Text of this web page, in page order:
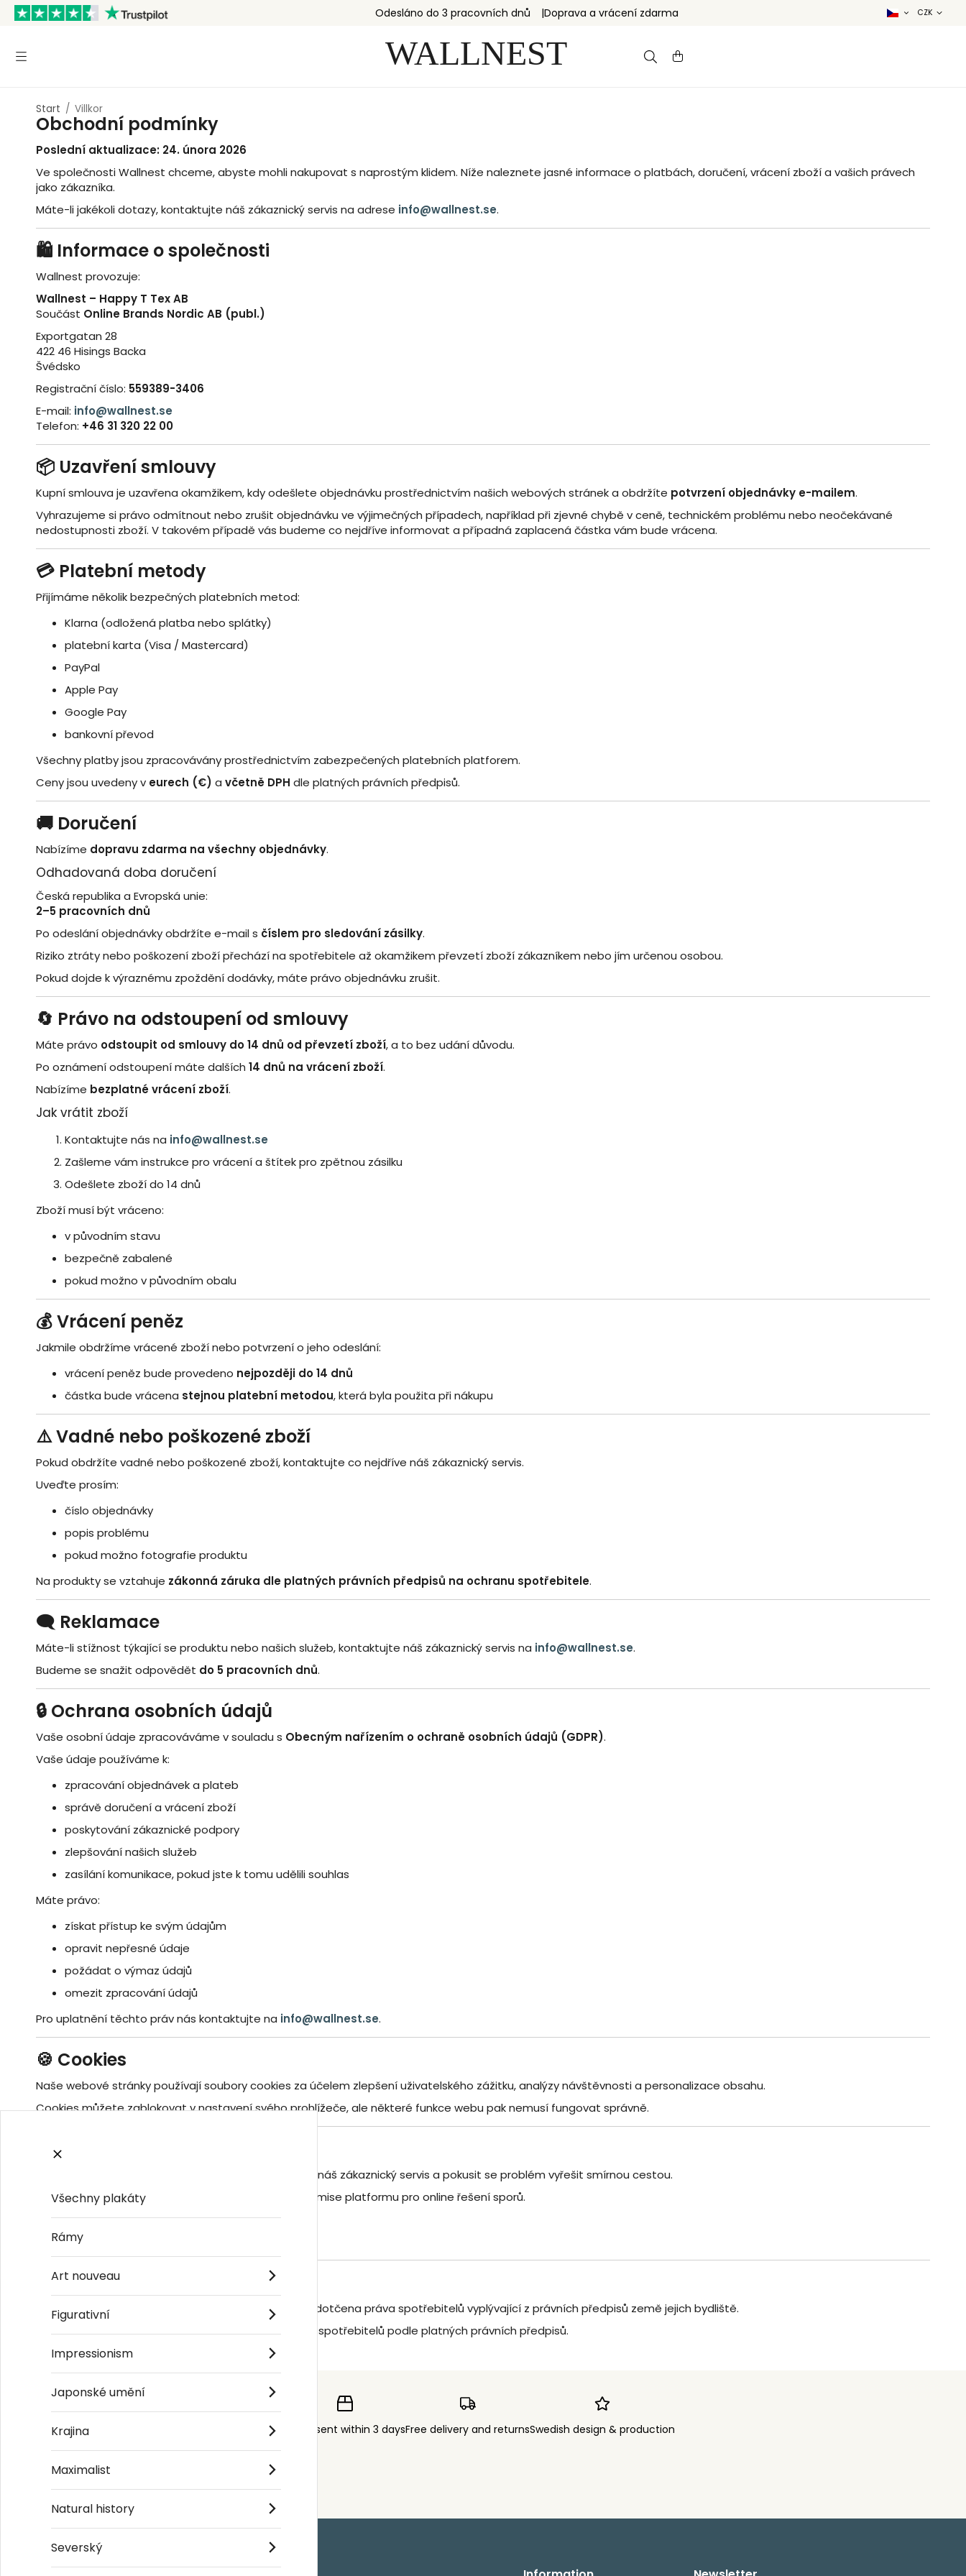
Odesláno do 3 pracovních dnů Doprava a vrácení zdarma
Start / Villkor
Obchodní podmínky
Poslední aktualizace: 24. února 2026
Ve společnosti Wallnest chceme, abyste mohli nakupovat s naprostým klidem. Níže naleznete jasné informace o platbách, doručení, vrácení zboží a vašich právech
jako zákazníka.
Máte-li jakékoli dotazy, kontaktujte náš zákaznický servis na adrese info@wallnest.se.
🛍️ Informace o společnosti
Wallnest provozuje:
Wallnest – Happy T Tex AB
Součást Online Brands Nordic AB (publ.)
Exportgatan 28
422 46 Hisings Backa
Švédsko
Registrační číslo: 559389-3406
E-mail: info@wallnest.se
Telefon: +46 31 320 22 00
📦 Uzavření smlouvy
Kupní smlouva je uzavřena okamžikem, kdy odešlete objednávku prostřednictvím našich webových stránek a obdržíte potvrzení objednávky e-mailem.
Vyhrazujeme si právo odmítnout nebo zrušit objednávku ve výjimečných případech, například při zjevné chybě v ceně, technickém problému nebo neočekávané
nedostupnosti zboží. V takovém případě vás budeme co nejdříve informovat a případná zaplacená částka vám bude vrácena.
💳 Platební metody
Přijímáme několik bezpečných platebních metod:
Klarna (odložená platba nebo splátky)
platební karta (Visa / Mastercard)
PayPal
Apple Pay
Google Pay
bankovní převod
Všechny platby jsou zpracovávány prostřednictvím zabezpečených platebních platforem.
Ceny jsou uvedeny v eurech (€) a včetně DPH dle platných právních předpisů.
🚚 Doručení
Nabízíme dopravu zdarma na všechny objednávky.
Odhadovaná doba doručení
Česká republika a Evropská unie:
2–5 pracovních dnů
Po odeslání objednávky obdržíte e-mail s číslem pro sledování zásilky.
Riziko ztráty nebo poškození zboží přechází na spotřebitele až okamžikem převzetí zboží zákazníkem nebo jím určenou osobou.
Pokud dojde k výraznému zpoždění dodávky, máte právo objednávku zrušit.
🔄 Právo na odstoupení od smlouvy
Máte právo odstoupit od smlouvy do 14 dnů od převzetí zboží, a to bez udání důvodu.
Po oznámení odstoupení máte dalších 14 dnů na vrácení zboží.
Nabízíme bezplatné vrácení zboží.
Jak vrátit zboží
Kontaktujte nás na info@wallnest.se
Zašleme vám instrukce pro vrácení a štítek pro zpětnou zásilku
Odešlete zboží do 14 dnů
Zboží musí být vráceno:
v původním stavu
bezpečně zabalené
pokud možno v původním obalu
💰 Vrácení peněz
Jakmile obdržíme vrácené zboží nebo potvrzení o jeho odeslání:
vrácení peněz bude provedeno nejpozději do 14 dnů
částka bude vrácena stejnou platební metodou, která byla použita při nákupu
⚠️ Vadné nebo poškozené zboží
Pokud obdržíte vadné nebo poškozené zboží, kontaktujte co nejdříve náš zákaznický servis.
Uveďte prosím:
číslo objednávky
popis problému
pokud možno fotografie produktu
Na produkty se vztahuje zákonná záruka dle platných právních předpisů na ochranu spotřebitele.
🗨️ Reklamace
Máte-li stížnost týkající se produktu nebo našich služeb, kontaktujte náš zákaznický servis na info@wallnest.se.
Budeme se snažit odpovědět do 5 pracovních dnů.
🔒 Ochrana osobních údajů
Vaše osobní údaje zpracováváme v souladu s Obecným nařízením o ochraně osobních údajů (GDPR).
Vaše údaje používáme k:
zpracování objednávek a plateb
správě doručení a vrácení zboží
poskytování zákaznické podpory
zlepšování našich služeb
zasílání komunikace, pokud jste k tomu udělili souhlas
Máte právo:
získat přístup ke svým údajům
opravit nepřesné údaje
požádat o výmaz údajů
omezit zpracování údajů
Pro uplatnění těchto práv nás kontaktujte na info@wallnest.se.
🍪 Cookies
Naše webové stránky používají soubory cookies za účelem zlepšení uživatelského zážitku, analýzy návštěvnosti a personalizace obsahu.
Cookies můžete zablokovat v nastavení svého prohlížeče, ale některé funkce webu pak nemusí fungovat správně.
⚖️ Řešení sporů
V případě sporu doporučujeme nejprve kontaktovat náš zákaznický servis a pokusit se problém vyřešit smírnou cestou.
Podlenařízení EU č. 524/2013
poskytuje Evropská komise platformu pro online řešení sporů.
Platforma je dostupná zde:
https://ec.europa.eu/consumers/odr
📜 Rozhodné právo
Tyto podmínky se řídí
, aniž jsou dotčena práva spotřebitelů vyplývající z právních předpisů země jejich bydliště.
Nic v těchto podmínkách neomezuje zákonná práva spotřebitelů podle platných právních předpisů.
Order sent within 3 daysFree delivery and returnsSwedish design & production
Všechny plakáty
Rámy
Art nouveau
Figurativní
Impressionism
Japonské umění
Krajina
Maximalist
Natural history
Severský